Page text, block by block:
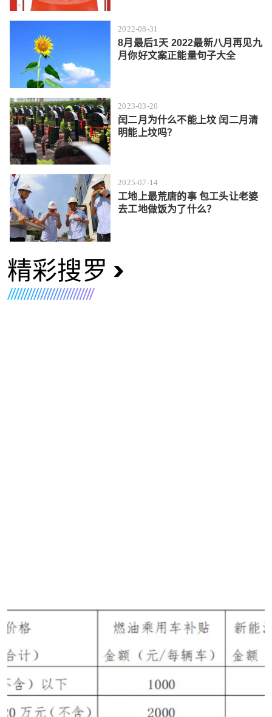
2022-08-31
8月最后1天 2022最新八月再见九
月你好文案正能量句子大全
2023-03-20
闰二月为什么不能上坟 闰二月清
明能上坟吗？
2025-07-14
工地上最荒唐的事 包工头让老婆
去工地做饭为了什么？
精彩搜罗